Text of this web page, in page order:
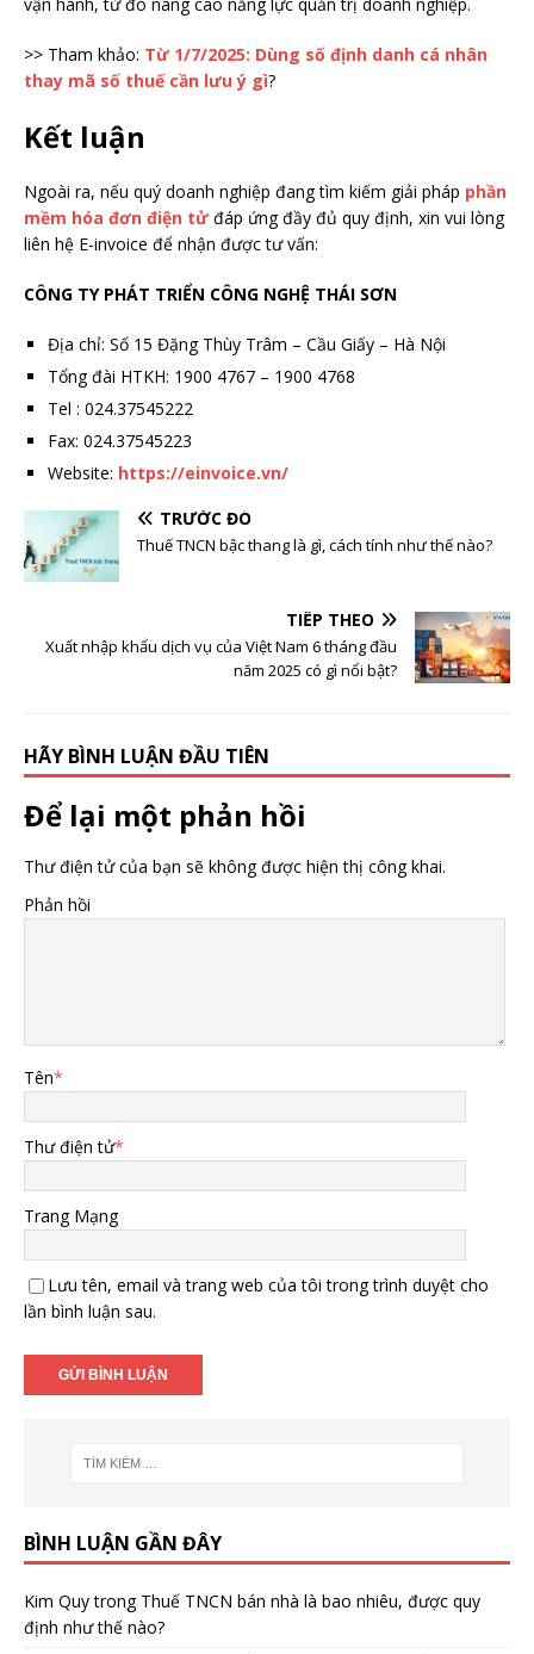
>> Tham khảo: Từ 1/7/2025: Dùng số định danh cá nhân
thay mã số thuế cần lưu ý gì?
Kết luận
Ngoài ra, nếu quý doanh nghiệp đang tìm kiếm giải pháp phần
mềm hóa đơn điện tửđáp ứng đầy đủ quy định, xin vui lòng
liên hệ E-invoice để nhận được tư vấn:
CÔNG TY PHÁT TRIỂN CÔNG NGHỆ THÁI SƠN
Địa chỉ: Số 15 Đặng Thùy Trâm – Cầu Giấy – Hà Nội
Tổng đài HTKH: 1900 4767 – 1900 4768
Tel : 024.37545222
Fax: 024.37545223
Website: https://einvoice.vn/
TRƯỚC ĐÓ
Thuế TNCN bậc thang là gì, cách tính như thế nào?
TIẾP THEO
Xuất nhập khẩu dịch vụ của Việt Nam 6 tháng đầu
năm 2025 có gì nổi bật?
HÃY BÌNH LUẬN ĐẦU TIÊN
Để lại một phản hồi
Thư điện tử của bạn sẽ không được hiện thị công khai.
Phản hồi
Tên*
Thư điện tử*
Trang Mạng
Lưu tên, email và trang web của tôi trong trình duyệt cho
lần bình luận sau.
BÌNH LUẬN GẦN ĐÂY
Kim Quytrong Thuế TNCN bán nhà là bao nhiêu, được quy
định như thế nào?